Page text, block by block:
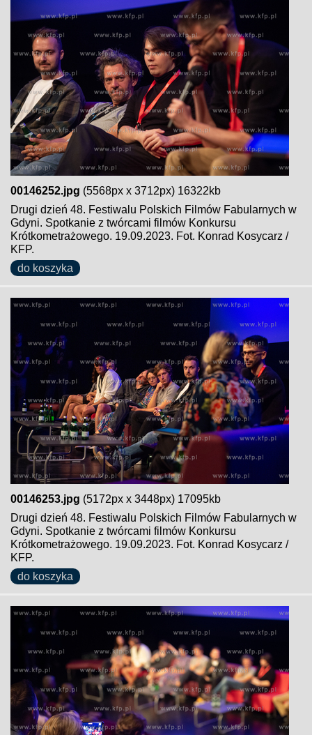
00146252.jpg (5568px x 3712px) 16322kb
Drugi dzień 48. Festiwalu Polskich Filmów Fabularnych w
Gdyni. Spotkanie z twórcami filmów Konkursu
Krótkometrażowego. 19.09.2023. Fot. Konrad Kosycarz /
KFP.
do koszyka
00146253.jpg (5172px x 3448px) 17095kb
Drugi dzień 48. Festiwalu Polskich Filmów Fabularnych w
Gdyni. Spotkanie z twórcami filmów Konkursu
Krótkometrażowego. 19.09.2023. Fot. Konrad Kosycarz /
KFP.
do koszyka